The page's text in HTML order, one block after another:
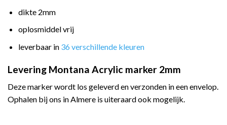
dikte 2mm
oplosmiddel vrij
leverbaar in 36 verschillende kleuren
Levering Montana Acrylic marker 2mm
Deze marker wordt los geleverd en verzonden in een envelop.
Ophalen bij ons in Almere is uiteraard ook mogelijk.